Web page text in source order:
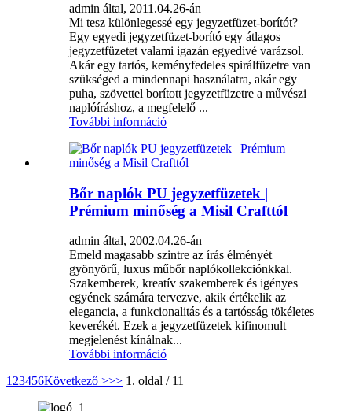
admin által, 2011.04.26-án
Mi tesz különlegessé egy jegyzetfüzet-borítót?
Egy egyedi jegyzetfüzet-borító egy átlagos
jegyzetfüzetet valami igazán egyedivé varázsol.
Akár egy tartós, keményfedeles spirálfüzetre van
szükséged a mindennapi használatra, akár egy
puha, szövettel borított jegyzetfüzetre a művészi
naplóíráshoz, a megfelelő ...
További információ
Bőr naplók PU jegyzetfüzetek |
Prémium minőség a Misil Crafttól
admin által, 2002.04.26-án
Emeld magasabb szintre az írás élményét
gyönyörű, luxus műbőr naplókollekciónkkal.
Szakemberek, kreatív szakemberek és igényes
egyének számára tervezve, akik értékelik az
elegancia, a funkcionalitás és a tartósság tökéletes
keverékét. Ezek a jegyzetfüzetek kifinomult
megjelenést kínálnak...
További információ
1 23456Következő >>> 1. oldal / 11